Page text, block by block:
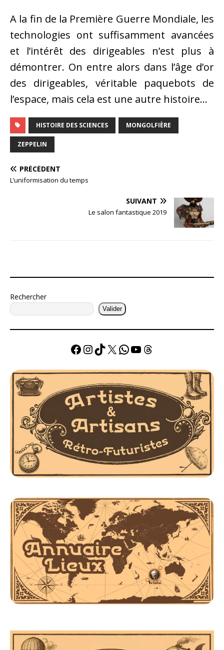
A la fin de la Première Guerre Mondiale, les
technologies ont suffisamment avancées
et l’intérêt des dirigeables n’est plus à
démontrer. On entre alors dans l’âge d’or
des dirigeables, véritable paquebots de
l’espace, mais cela est une autre histoire…
HISTOIRE DES SCIENCES MONGOLFIÈRE
ZEPPELIN
PRÉCÉDENT
L’uniformisation du temps
SUIVANT
Le salon fantastique 2019
Rechercher
Valider